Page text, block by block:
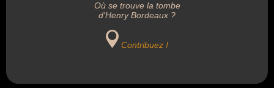
Où se trouve la tombe
d'Henry Bordeaux ?
Contribuez !